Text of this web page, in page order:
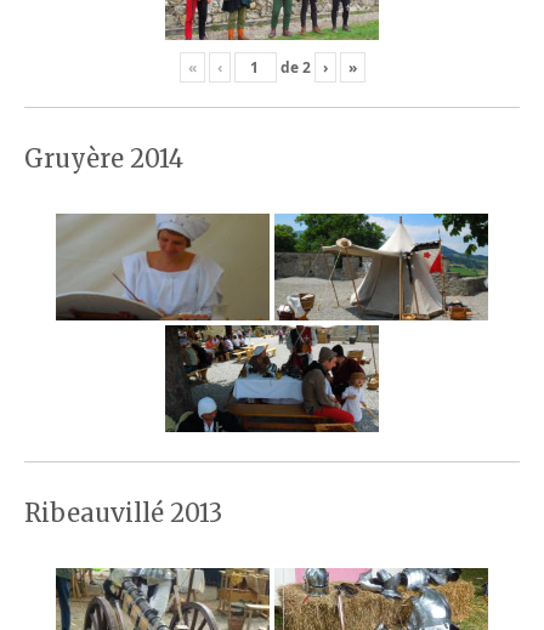
« ‹ de2 › »
Gruyère 2014
Ribeauvillé 2013